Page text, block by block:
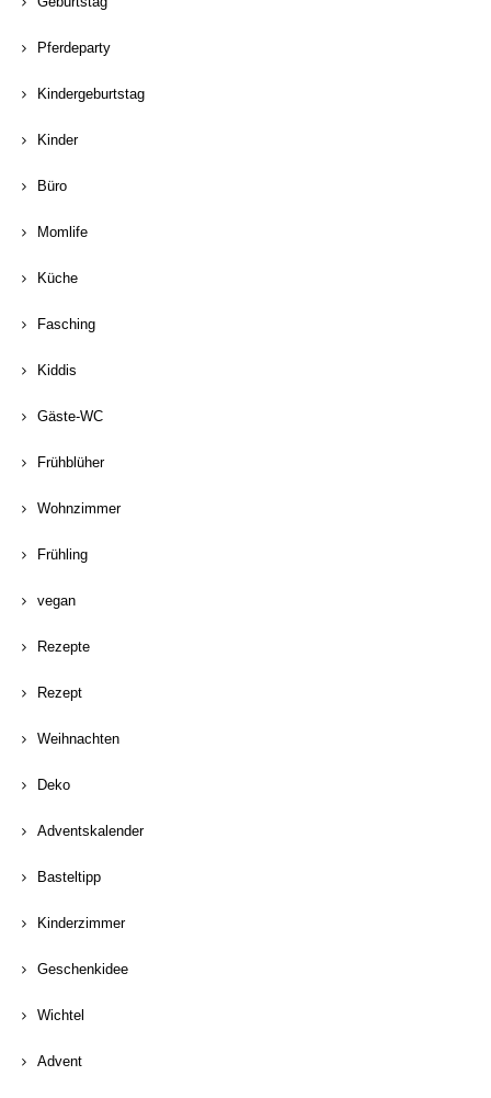
Pferdeparty
Kindergeburtstag
Kinder
Büro
Momlife
Küche
Fasching
Kiddis
Gäste-WC
Frühblüher
Wohnzimmer
Frühling
vegan
Rezepte
Rezept
Weihnachten
Deko
Adventskalender
Basteltipp
Kinderzimmer
Geschenkidee
Wichtel
Advent